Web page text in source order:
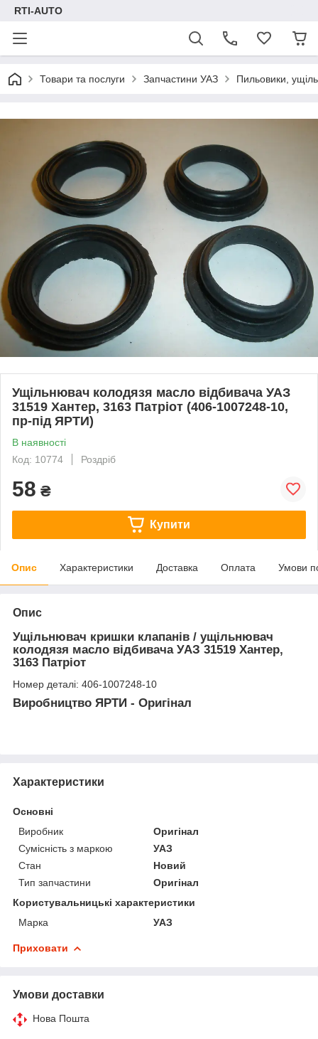
RTI-AUTO
Товари та послуги Запчастини УАЗ Пильовики,
Ущільнювач колодязя масло відбивача УАЗ
31519 Хантер, 3163 Патріот (406-1007248-10,
пр-під ЯРТИ)
В наявності
Код: 10774
Роздріб
58 ₴
Купити
Опис Характеристики Доставка Оплата Умови
Опис
Ущільнювач кришки клапанів / ущільнювач
колодязя масло відбивача УАЗ 31519 Хантер,
3163 Патріот
Номер деталі: 406-1007248-10
Виробництво ЯРТИ - Оригінал
Характеристики
Основні
Виробник
Оригінал
Сумісність з маркою
УАЗ
Стан
Новий
Тип запчастини
Оригінал
Користувальницькі характеристики
Марка
УАЗ
Приховати
Умови доставки
Нова Пошта